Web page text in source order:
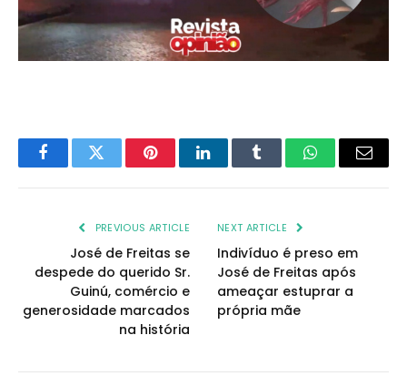
FacebookTwitter PinterestLinkedInTumblr WhatsAppEmail
PREVIOUS ARTICLE
José de Freitas se
despede do querido Sr.
Guinú, comércio e
generosidade marcados
na história
NEXT ARTICLE
Indivíduo é preso em
José de Freitas após
ameaçar estuprar a
própria mãe